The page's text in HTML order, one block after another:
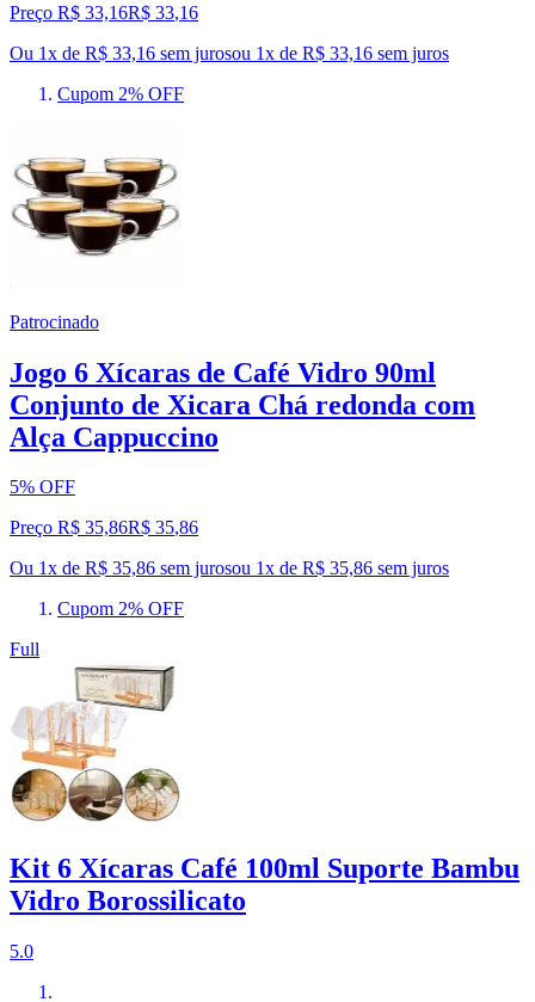
Preço R$ 33,16R$ 33,16
Ou 1x de R$ 33,16 sem jurosou 1x de R$ 33,16 sem juros
Cupom 2% OFF
Patrocinado
Jogo 6 Xícaras de Café Vidro 90ml
Conjunto de Xicara Chá redonda com
Alça Cappuccino
5% OFF
Preço R$ 35,86R$ 35,86
Ou 1x de R$ 35,86 sem jurosou 1x de R$ 35,86 sem juros
Cupom 2% OFF
Full
Kit 6 Xícaras Café 100ml Suporte Bambu
Vidro Borossilicato
5.0